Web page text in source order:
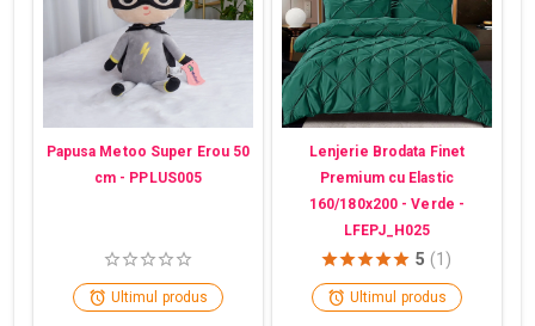
Papusa Metoo Super Erou 50
cm - PPLUS005
Ultimul produs
Lenjerie Brodata Finet
Premium cu Elastic
160/180x200 - Verde -
LFEPJ_H025
5 (1)
Ultimul produs